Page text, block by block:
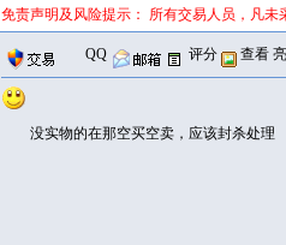
免责声明及风险提示： 所有交易人员，凡
QQ 评分 查看
没实物的在那空买空卖，应该封杀处理